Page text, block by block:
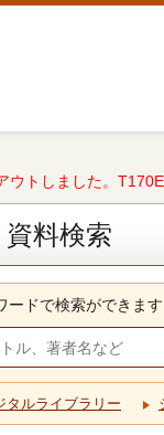
ウトしました。
資料検索
ードで検索ができます
タルライブラリー